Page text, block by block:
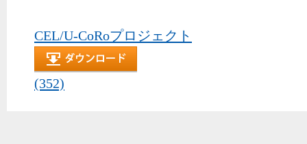
CEL/U-CoRoプロジェクト
(352)